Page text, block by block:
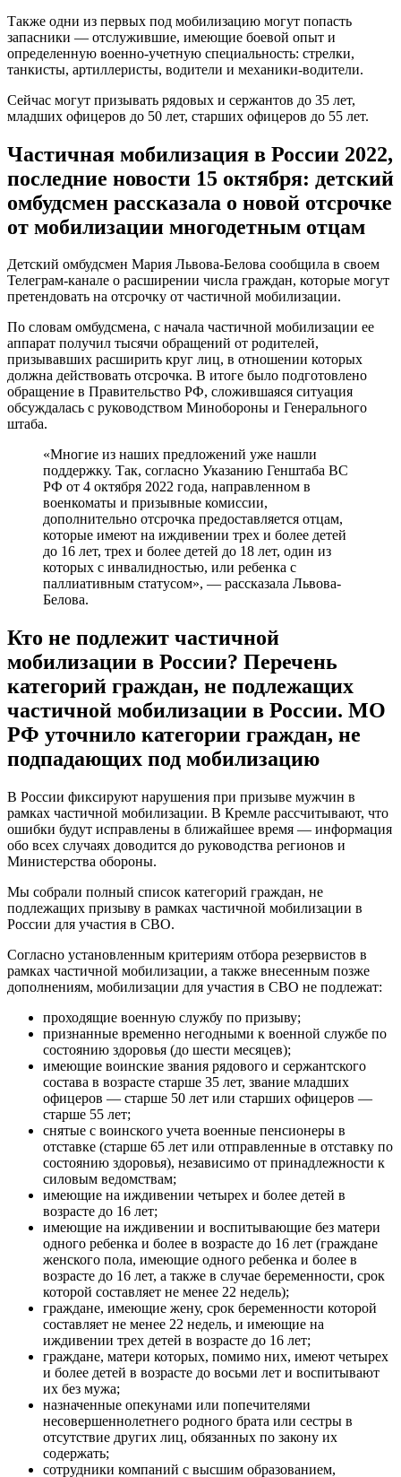
проходящие военную службу по призыву;
признанные временно негодными к военной службе по
состоянию здоровья (до шести месяцев);
состава в возрасте старше 35 лет, звание младших
офицеров — старше 50 лет или старших офицеров —
снятые с воинского учета военные пенсионеры в
отставке (старше 65 лет или отправленные в отставку по
состоянию здоровья), независимо от принадлежности к
силовым ведомствам;
имеющие на иждивении четырех и более детей в
возрасте до 16 лет;
одного ребенка и более в возрасте до 16 лет (граждане
женского пола, имеющие одного ребенка и более в
возрасте до 16 лет, а также в случае беременности, срок
граждане, имеющие жену, срок беременности которой
составляет не менее 22 недель, и имеющие на
иждивении трех детей в возрасте до 16 лет;
граждане, матери которых, помимо них, имеют четырех
и более детей в возрасте до восьми лет и воспитывают
их без мужа;
назначенные опекунами или попечителями
отсутствие других лиц, обязанных по закону их
содержать;
сотрудники компаний с высшим образованием,
работающие:
в аккредитованных организациях в области
информационных технологий (IT-сфера) и
задействованные в разработке, внедрении и
эксплуатации новых решений;
в российских операторах связи и СМИ (включая
как непосредственно работников, так и лиц,
в банках и финансовых организациях,
обеспечивающих стабильность национальной
платежной системы и инфраструктуры
финансового рынка.
получившие отсрочку от мобилизации
(забронированные) граждане, работающие в
организациях, имеющих мобилизационные задания или
обеспечивающие их выполнение (в частности, в
организациях оборонно-промышленного комплекса
студенты, которые обучаются по очной и очно-заочной
форме в государственных образовательных и научных
организациях по образовательным программам среднего
профессионального и высшего образования, имеющим
государственную аккредитацию, при этом получают
Бронь при частичной мобилизации:
и как оформить
отдельных высокотехнологических отраслей, а также
финансовой системы России, не будут призывать на военную
службу при частичной мобилизации граждан с высшим
образованием по соответствующим специальностям и
направлениям подготовки, которые работают полный
рабочий день:
в аккредитованных ИТ-организациях, которые
задействованы в разработке, развитии, внедрении,
сопровождении и эксплуатации решений в области ИТ
и обеспечения функционирования информационной
инфраструктуры;
в российских операторах связи, которые задействованы
в обеспечении устойчивости, безопасности и
целостности функционирования сооружений связи,
центров обработки данных, а также средств и линий
связи общего пользования России;
в системообразующих организациях в сфере
информации и связи, а также их взаимозависимых
лицах, которые являются учредителем, редакцией,
издателем зарегистрированного средства массовой
информации, вещателем телеканала, радиоканала и
задействованы в производстве, распространении
продукции СМИ;
в организациях, которые обеспечивают стабильность
национальной платежной системы и инфраструктуры
финансового рынка, управление банковской
ликвидностью, наличное денежное обращение.